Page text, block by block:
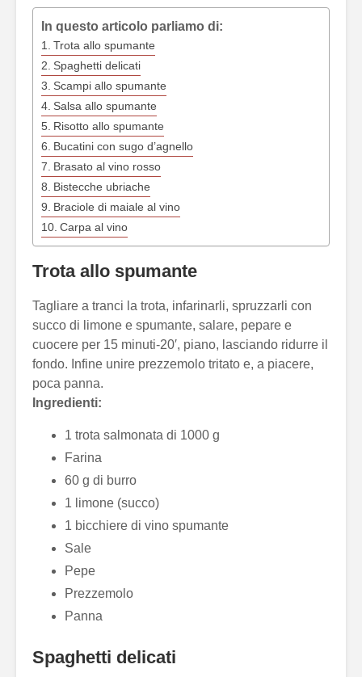
In questo articolo parliamo di:
Trota allo spumante
Spaghetti delicati
Scampi allo spumante
Salsa allo spumante
Risotto allo spumante
Bucatini con sugo d’agnello
Brasato al vino rosso
Bistecche ubriache
Braciole di maiale al vino
Carpa al vino
Trota allo spumante
Tagliare a tranci la trota, infarinarli, spruzzarli con
succo di limone e spumante, salare, pepare e
cuocere per 15 minuti-20′, piano, lasciando ridurre il
fondo. Infine unire prezzemolo tritato e, a piacere,
poca panna.
Ingredienti:
1 trota salmonata di 1000 g
Farina
60 g di burro
1 limone (succo)
1 bicchiere di vino spumante
Sale
Pepe
Prezzemolo
Panna
Spaghetti delicati